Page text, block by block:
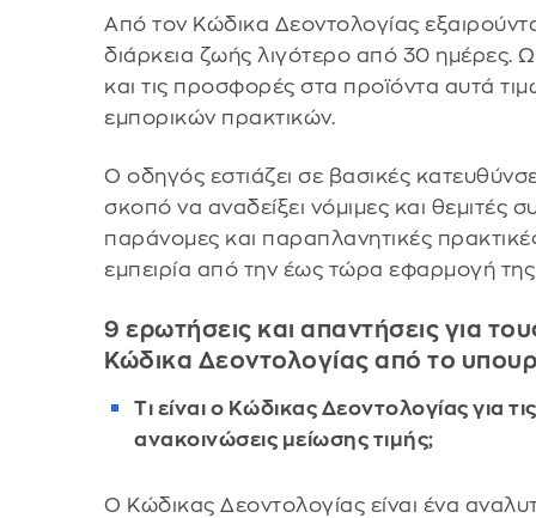
Από τον Κώδικα Δεοντολογίας
διάρκεια ζωής λιγότερο από 30 ημέρες.
και τις προσφορές στα προϊόντα αυτά
εμπορικών πρακτικών.
O οδηγός εστιάζει σε βασικές
σκοπό να αναδείξει νόμιμες και θεμιτές
παράνομες και παραπλανητικές
εμπειρία από την έως τώρα εφαρμογή της
9 ερωτήσεις και απαντήσεις για
Κώδικα Δεοντολογίας από το
Τι είναι ο Κώδικας Δεοντολογίας για
ανακοινώσεις μείωσης τιμής;
Ο Κώδικας Δεοντολογίας είναι ένα